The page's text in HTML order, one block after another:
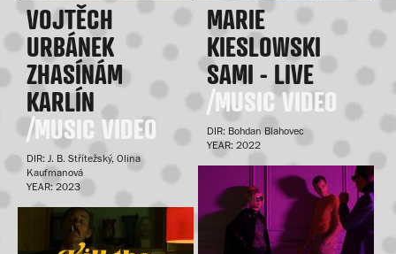
VOJTĚCH
URBÁNEK
ZHASÍNÁM
KARLÍN
/MUSIC VIDEO
DIR: J. B. Střítežský, Olina
Kaufmanová
YEAR: 2023
MARIE
KIESLOWSKI
SAMI - LIVE
/MUSIC VIDEO
DIR: Bohdan Blahovec
YEAR: 2022